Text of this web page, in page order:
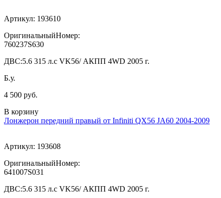
Артикул: 193610
ОригинальныйНомер:
760237S630
ДВС:5.6 315 л.с VK56/ АКПП 4WD 2005 г.
Б.у.
4 500 руб.
В корзину
Лонжерон передний правый от Infiniti QX56 JA60 2004-2009
Артикул: 193608
ОригинальныйНомер:
641007S031
ДВС:5.6 315 л.с VK56/ АКПП 4WD 2005 г.